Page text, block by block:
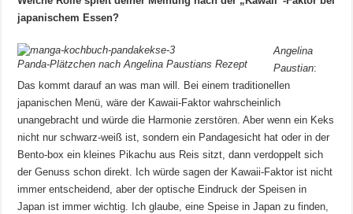
japanischem Essen?
Panda-Plätzchen nach Angelina Paustians Rezept
Angelina
Paustian:
Das kommt darauf an was man will. Bei einem traditionellen
japanischen Menü, wäre der Kawaii-Faktor wahrscheinlich
unangebracht und würde die Harmonie zerstören. Aber wenn ein Keks
nicht nur schwarz-weiß ist, sondern ein Pandagesicht hat oder in der
Bento-box ein kleines Pikachu aus Reis sitzt, dann verdoppelt sich
der Genuss schon direkt. Ich würde sagen der Kawaii-Faktor ist nicht
immer entscheidend, aber der optische Eindruck der Speisen in
Japan ist immer wichtig. Ich glaube, eine Speise in Japan zu finden,